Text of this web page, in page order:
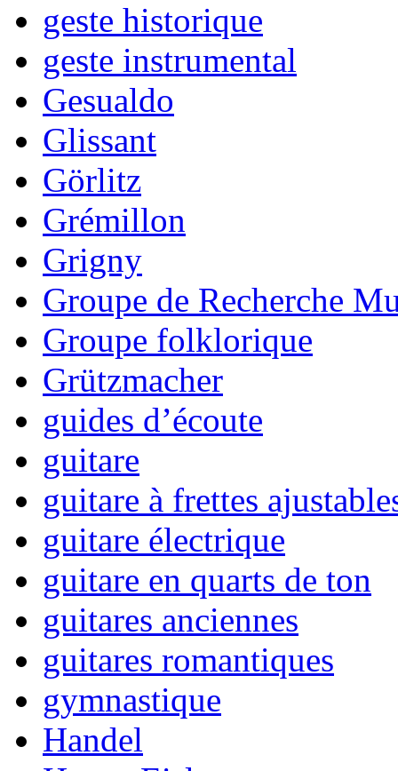
geste historique
geste instrumental
Gesualdo
Glissant
Görlitz
Grémillon
Grigny
Groupe de Recherche
Groupe folklorique
Grützmacher
guides d’écoute
guitare
guitare à frettes
guitare électrique
guitare en quarts de ton
guitares anciennes
guitares romantiques
gymnastique
Handel